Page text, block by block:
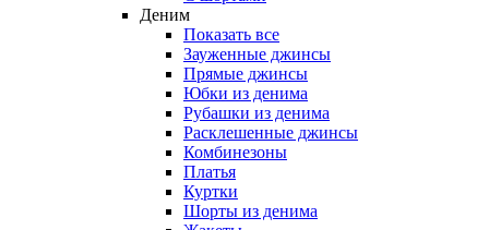
Деним
Показать все
Зауженные джинсы
Прямые джинсы
Юбки из денима
Рубашки из денима
Расклешенные джинсы
Комбинезоны
Платья
Куртки
Шорты из денима